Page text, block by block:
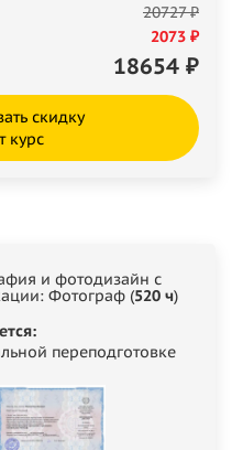
20727 ₽
2073 ₽
18654 ₽
скидку
курс
и фотодизайн с
Фотограф (520 ч)
переподготовке